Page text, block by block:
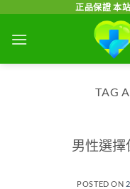
content
正品保證 本
TAG
男性選
POSTED ON